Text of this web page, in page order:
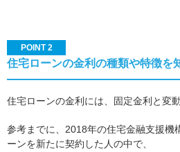
POINT 2
住宅ローンの金利の種類や特徴を
住宅ローンの金利には、固定金利と変
参考までに、2018年の住宅金融支援機
ーンを新たに契約した人の中で、